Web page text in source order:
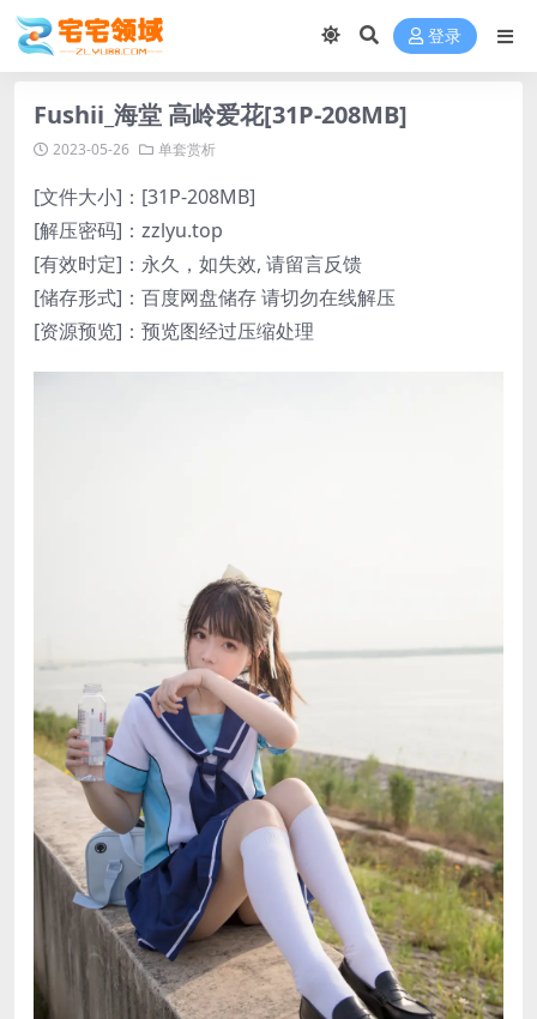
登录
Fushii_海堂 高岭爱花[31P-208MB]
2023-05-26 单套赏析
[文件大小]：[31P-208MB]
[解压密码]：zzlyu.top
[有效时定]：永久，如失效, 请留言反馈
[储存形式]：百度网盘储存 请切勿在线解压
[资源预览]：预览图经过压缩处理